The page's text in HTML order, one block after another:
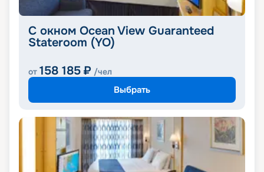
С окном Ocean View Guaranteed
Stateroom (YO)
от 158 185 ₽ /чел
Выбрать